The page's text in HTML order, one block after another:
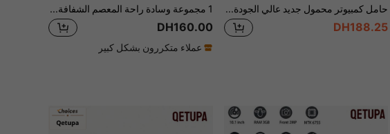
حامل كمبيوتر محمول جديد عالي الجودة من ABS والمعدن، قابل للتعديل على 7 مستويات، ثابت وقابل للحمل، وسادة تبريد للكمبيوتر المحمول، اكسسوارات الكمبيوتر المحمول، هدية عيد الميلاد، حامل الكمبيوتر اللوحي
DH188.25
1 مجموعة وسادة راحة المعصم الشفافة المتموجة، مناسبة لوسادة الفأرة، وسادة راحة راحة اليد للوحة المفاتيح، وسادة دعم المعصم - باردة ومريحة
DH160.00
عملاء متكررون بشكل كبير